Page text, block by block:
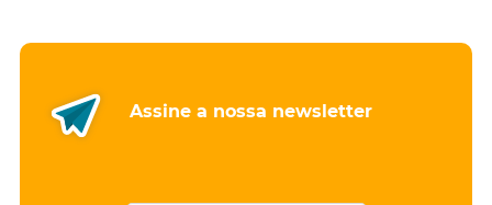
Assine a nossa newsletter